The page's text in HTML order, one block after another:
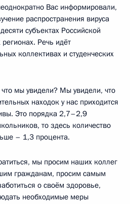
Вас информировали,
распространения вируса
субъектах Российской
Речь идёт
коллективах и студенческих
мы увидели? Мы увидели, что
находок у нас приходится
Это порядка 2,7–2,9
то здесь количество
– 1,3 процента.
мы просим наших коллег
гражданам, просим самым
о своём здоровье,
необходимые меры